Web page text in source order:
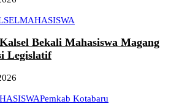
MAHASISWA
Bekali Mahasiswa Magang
Legislatif
Pemkab Kotabaru